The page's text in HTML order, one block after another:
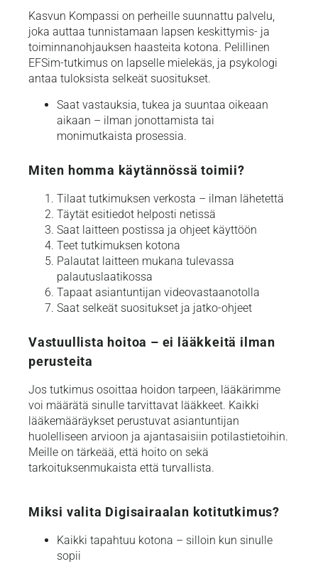
Kasvun Kompassi on perheille suunnattu palvelu,
joka auttaa tunnistamaan lapsen keskittymis- ja
toiminnanohjauksen haasteita kotona. Pelillinen
EFSim-tutkimus on lapselle mielekäs, ja psykologi
antaa tuloksista selkeät suositukset.
Saat vastauksia, tukea ja suuntaa oikeaan
aikaan – ilman jonottamista tai
monimutkaista prosessia.
Miten homma käytännössä toimii?
Tilaat tutkimuksen verkosta – ilman lähetettä
Täytät esitiedot helposti netissä
Saat laitteen postissa ja ohjeet käyttöön
Teet tutkimuksen kotona
Palautat laitteen mukana tulevassa
palautuslaatikossa
Tapaat asiantuntijan videovastaanotolla
Saat selkeät suositukset ja jatko-ohjeet
Vastuullista hoitoa – ei lääkkeitä ilman
perusteita
Jos tutkimus osoittaa hoidon tarpeen, lääkärimme
voi määrätä sinulle tarvittavat lääkkeet. Kaikki
lääkemääräykset perustuvat asiantuntijan
huolelliseen arvioon ja ajantasaisiin potilastietoihin.
Meille on tärkeää, että hoito on sekä
tarkoituksenmukaista että turvallista.
Miksi valita Digisairaalan kotitutkimus?
Kaikki tapahtuu kotona – silloin kun sinulle
sopii